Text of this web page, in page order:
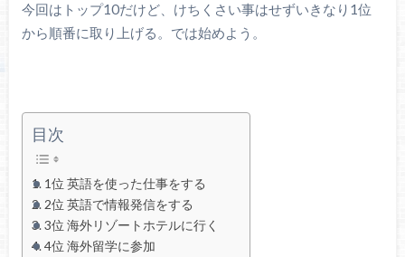
今回はトップ10だけど、けちくさい事はせずいきなり1位
から順番に取り上げる。では始めよう。
目次
1位 英語を使った仕事をする
2位 英語で情報発信をする
3位 海外リゾートホテルに行く
4位 海外留学に参加